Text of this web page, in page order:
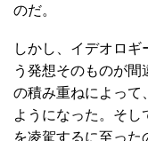
のだ。
しかし、イデオロ
う発想そのものが
の積み重ねによって
ようになった。そし
を凌駕するに至った